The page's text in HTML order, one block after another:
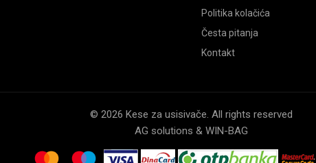
Politika kolačića
Česta pitanja
Kontakt
© 2026 Kese za usisivače. All rights reserved
AG solutions & WIN-BAG